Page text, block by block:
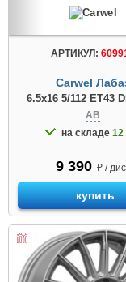
АРТИКУЛ:
Carwel
6.5x16 5/112 ET43
AB
на складе 12
9 390 ₽ /
купить